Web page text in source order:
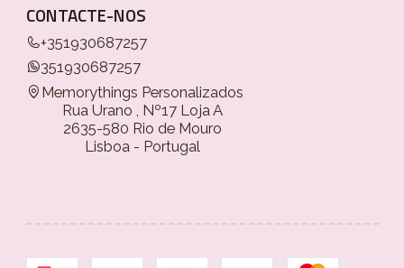
CONTACTE-NOS
+351930687257
351930687257
Memorythings Personalizados
Rua Urano , Nº17 Loja A
2635-580 Rio de Mouro
Lisboa - Portugal